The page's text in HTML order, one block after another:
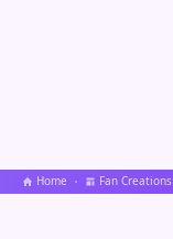
Home Fan Creations